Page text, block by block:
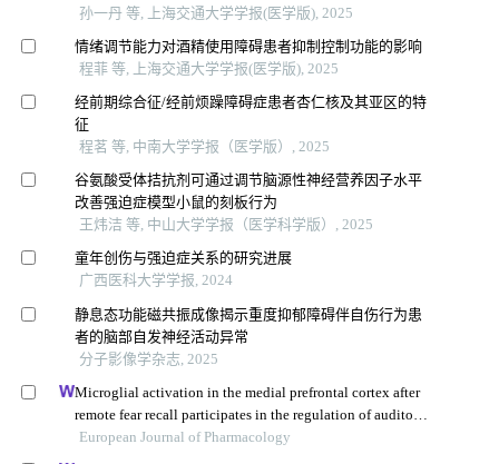
孙一丹 等, 上海交通大学学报(医学版), 2025
情绪调节能力对酒精使用障碍患者抑制控制功能的影响
程菲 等, 上海交通大学学报(医学版), 2025
经前期综合征/经前烦躁障碍症患者杏仁核及其亚区的特
征
程茗 等, 中南大学学报（医学版）, 2025
谷氨酸受体拮抗剂可通过调节脑源性神经营养因子水平
改善强迫症模型小鼠的刻板行为
王炜洁 等, 中山大学学报（医学科学版）, 2025
童年创伤与强迫症关系的研究进展
广西医科大学学报, 2024
静息态功能磁共振成像揭示重度抑郁障碍伴自伤行为患
者的脑部自发神经活动异常
分子影像学杂志, 2025
Microglial activation in the medial prefrontal cortex after
remote fear recall participates in the regulation of auditory
fear extinction
European Journal of Pharmacology